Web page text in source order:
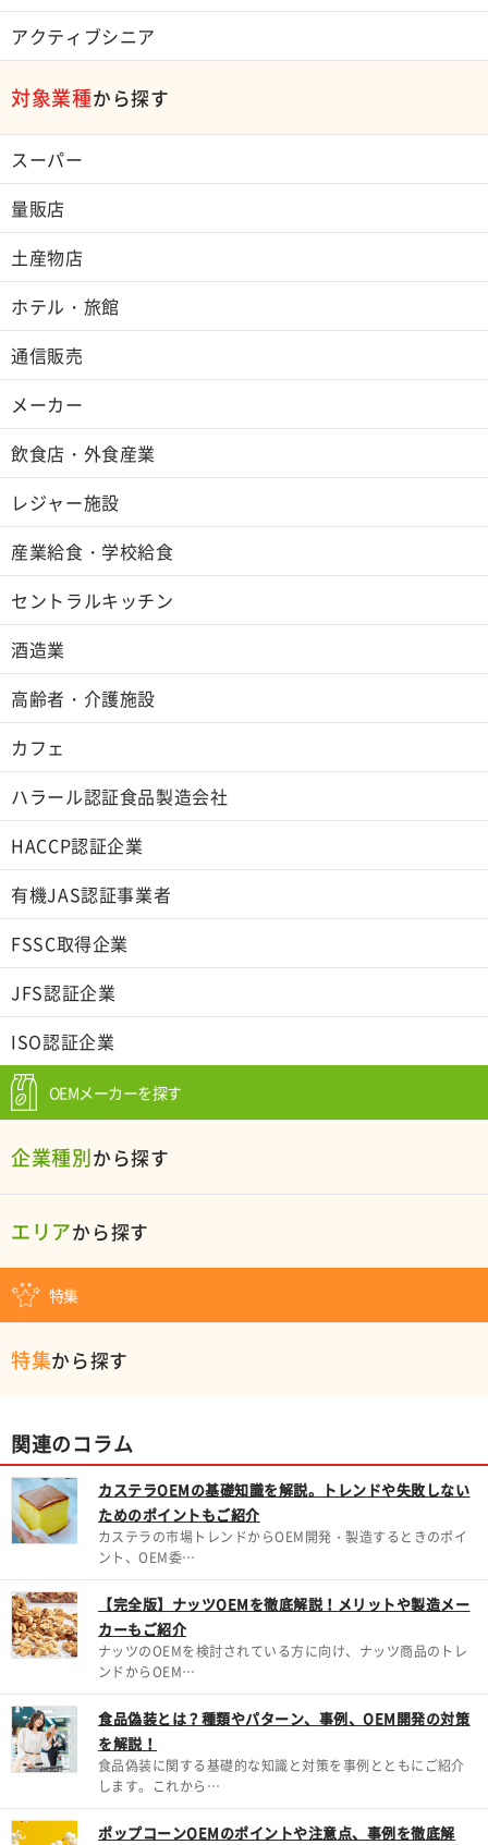
アクティブシニア
対象業種から探す
スーパー
量販店
土産物店
ホテル・旅館
通信販売
メーカー
飲食店・外食産業
レジャー施設
産業給食・学校給食
セントラルキッチン
酒造業
高齢者・介護施設
カフェ
ハラール認証食品製造会社
HACCP認証企業
有機JAS認証事業者
FSSC取得企業
JFS認証企業
ISO認証企業
OEMメーカーを探す
企業種別から探す
エリアから探す
特集
特集から探す
関連のコラム
カステラOEMの基礎知識を解説。トレンドや失敗しない
ためのポイントもご紹介
カステラの市場トレンドからOEM開発・製造するときのポイ
ント、OEM委…
【完全版】ナッツOEMを徹底解説！メリットや製造メー
カーもご紹介
ナッツのOEMを検討されている方に向け、ナッツ商品のトレ
ンドからOEM…
食品偽装とは？種類やパターン、事例、OEM開発の対策
を解説！
食品偽装に関する基礎的な知識と対策を事例とともにご紹介
します。これから…
ポップコーンOEMのポイントや注意点、事例を徹底解